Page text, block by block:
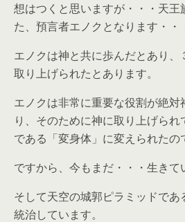
想はつくと思いますが・・・天
た、預言者エノクとなります・・
エノクは神と共に歩んだとあり
取り上げられたとあります。
エノクは非常に重要な役割が絶対
り、そのために神に取り上げら
である「変身体」に変えられたの
ですから、今もまだ・・・生きて
そして天空の城郭ピラミッドであ
統治しています。